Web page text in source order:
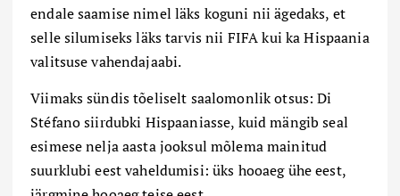
endale saamise nimel läks koguni nii ägedaks, et
selle silumiseks läks tarvis nii FIFA kui ka Hispaania
valitsuse vahendajaabi.
Viimaks sündis tõeliselt saalomonlik otsus: Di
Stéfano siirdubki Hispaaniasse, kuid mängib seal
esimese nelja aasta jooksul mõlema mainitud
suurklubi eest vaheldumisi: üks hooaeg ühe eest,